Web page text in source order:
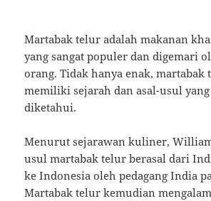
Martabak telur adalah makanan
yang sangat populer dan digemari
orang. Tidak hanya enak, martabak
memiliki sejarah dan asal-usul
diketahui.
Menurut sejarawan kuliner,
usul martabak telur berasal dari
ke Indonesia oleh pedagang India
Martabak telur kemudian